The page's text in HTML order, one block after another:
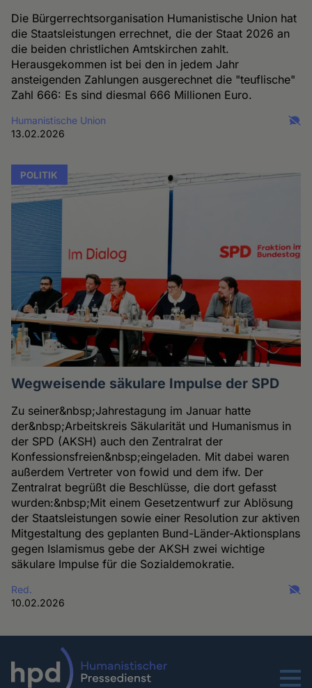
Die Bürgerrechtsorganisation Humanistische Union hat
die Staatsleistungen errechnet, die der Staat 2026 an
die beiden christlichen Amtskirchen zahlt.
Herausgekommen ist bei den in jedem Jahr
ansteigenden Zahlungen ausgerechnet die "teuflische"
Zahl 666: Es sind diesmal 666 Millionen Euro.
Humanistische Union
13.02.2026
POLITIK
Wegweisende säkulare Impulse der SPD
Zu seiner&nbsp;Jahrestagung im Januar hatte
der&nbsp;Arbeitskreis Säkularität und Humanismus in
der SPD (AKSH) auch den Zentralrat der
Konfessionsfreien&nbsp;eingeladen. Mit dabei waren
außerdem Vertreter von fowid und dem ifw. Der
Zentralrat begrüßt die Beschlüsse, die dort gefasst
wurden:&nbsp;Mit einem Gesetzentwurf zur Ablösung
der Staatsleistungen sowie einer Resolution zur aktiven
Mitgestaltung des geplanten Bund-Länder-Aktionsplans
gegen Islamismus gebe der AKSH zwei wichtige
säkulare Impulse für die Sozialdemokratie.
Red.
10.02.2026
Menu